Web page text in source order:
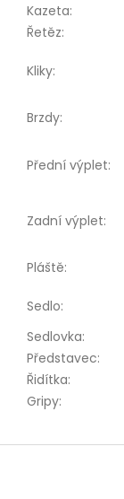
Kazeta:
Řetěz:
Kliky:
Brzdy:
Přední výplet:
Zadní výplet:
Pláště:
Sedlo:
Sedlovka:
Představec:
Řidítka:
Gripy:
Z